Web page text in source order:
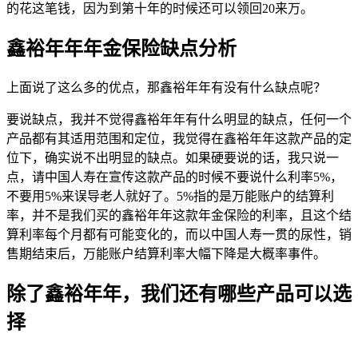
的花这笔钱，因为到第十年的时候还可以领回20来万。
鑫裕年年年金保险缺点分析
上面说了这么多的优点，那鑫裕年年有没有什么缺点呢？
要说缺点，我并不觉得鑫裕年年有什么明显的缺点，任何一个
产品都有其适用范围和定位，我觉得在鑫裕年年这款产品的定
位下，确实说不出明显的缺点。如果硬要说的话，我只说一
点，请中国人寿在宣传这款产品的时候不要说什么利率5%，
不要用5%来误导老人就好了。5%指的是万能账户的结算利
率，并不是我们买的鑫裕年年这款年金保险的利率，且这个结
算利率每个月都有可能变化的，而以中国人寿一贯的尿性，销
售期结束后，万能账户结算利率大幅下降是大概率事件。
除了鑫裕年年，我们还有哪些产品可以选
择